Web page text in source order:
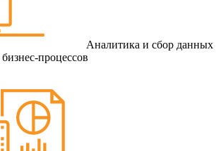
Аналитика и сбор данных
процессов